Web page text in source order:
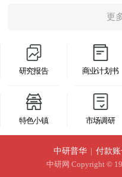
等进行了分析，并重
研单位、投资企业准
向，及早发现救援车
的市场需求和趋势，
险，更有效率地巩固
场，牢牢把握行业竞
可持续发展优势。
点，在提升高层建筑
的战略价值，是现代
重要组成部分。 近年
为高层消防无人机行
人机凭借其灵活、高
为新一代消防救援的
愈加发挥举足轻重的
数据等先进技术后，
国家信息基础设施的
势，是数字中国建设
分。 当前，我国卫星
施完善与地面应用爆
可控与商业化探索同
务，定位精度、授时
际先进水平；高分辨
更
研究报告 商业计划书
特色小镇 市场调研
中研普华 付款账
中研网 Copyright ©